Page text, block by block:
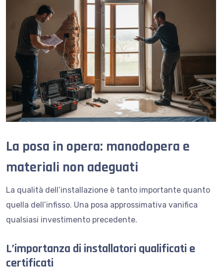
La posa in opera: manodopera e
materiali non adeguati
La qualità dell’installazione è tanto importante quanto
quella dell’infisso. Una posa approssimativa vanifica
qualsiasi investimento precedente.
L’importanza di installatori qualificati e
certificati